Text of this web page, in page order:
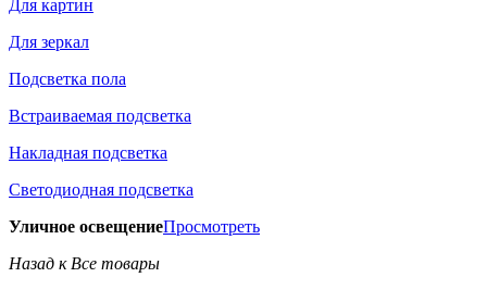
Для картин
Для зеркал
Подсветка пола
Встраиваемая подсветка
Накладная подсветка
Светодиодная подсветка
Уличное освещениеПросмотреть
Назад к Все товары